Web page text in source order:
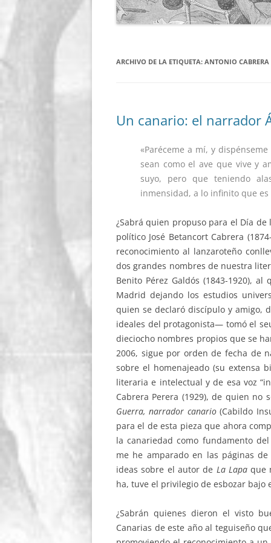
ARCHIVO DE LA ETIQUETA: ANTONIO CABRERA
Un canario: el narrador
«Paréceme a mí, y
sean como el ave que vive y
suyo, pero que teniendo
inmensidad, a lo infinito que es
¿Sabrá quien propuso para el Día
político José Betancort Cabrera
reconocimiento al lanzaroteño
dos grandes nombres de nuestra
Benito Pérez Galdós (1843-1920),
Madrid dejando los estudios
quien se declaró discípulo y amigo,
ideales del protagonista— tomó el
dieciocho nombres propios que se
2006, sigue por orden de fecha de
sobre el homenajeado (su extensa
literaria e intelectual y de esa voz
Cabrera Perera (1929), de quien
Guerra, narrador canario(Cabildo
para el de esta pieza que ahora
la canariedad como fundamento
me he amparado en las páginas
ideas sobre el autor de La Lapaque
ha, tuve el privilegio de esbozar bajo
¿Sabrán quienes dieron el visto
Canarias de este año al teguiseño